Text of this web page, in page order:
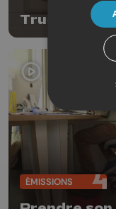
Trucs de
ÉMISSIONS